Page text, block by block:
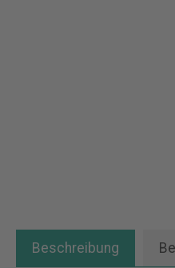
Beschreibung